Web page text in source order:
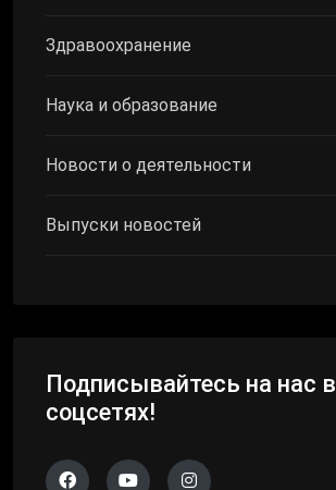
Здравоохранение
Наука и образование
Новости о деятельности
Выпуски новостей
Подписывайтесь на нас в
соцсетях!